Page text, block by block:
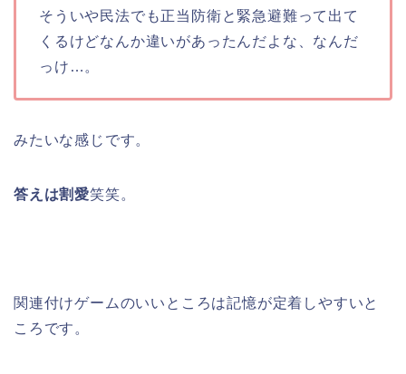
そういや民法でも正当防衛と緊急避難って出て
くるけどなんか違いがあったんだよな、なんだ
っけ…。
みたいな感じです。
答えは割愛笑笑。
関連付けゲームのいいところは記憶が定着しやすいと
ころです。